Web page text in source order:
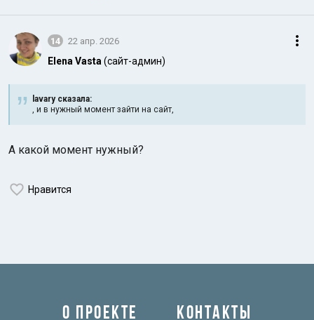
14 22 апр. 2026
Elena Vasta (сайт-админ)
lavary сказалa:
, и в нужный момент зайти на сайт,
А какой момент нужный?
Нравится
О ПРОЕКТЕ КОНТАКТЫ